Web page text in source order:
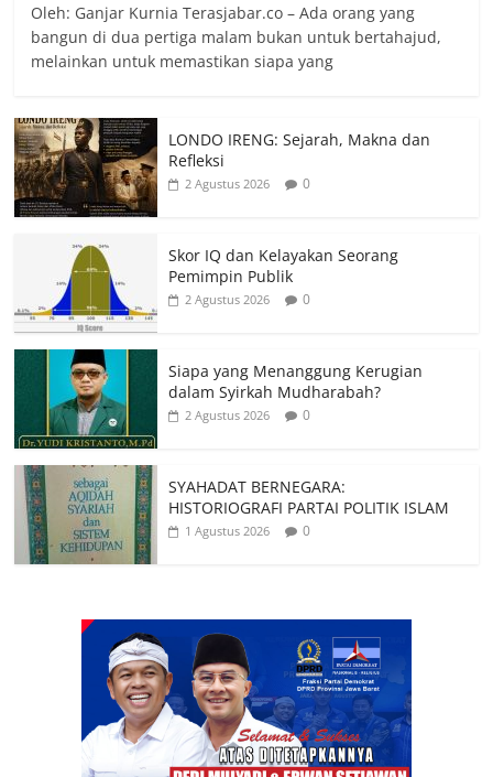
Oleh: Ganjar Kurnia Terasjabar.co – Ada orang yang
bangun di dua pertiga malam bukan untuk bertahajud,
melainkan untuk memastikan siapa yang
LONDO IRENG: Sejarah, Makna dan
Refleksi
2 Agustus 2026 0
Skor IQ dan Kelayakan Seorang
Pemimpin Publik
2 Agustus 2026 0
Siapa yang Menanggung Kerugian
dalam Syirkah Mudharabah?
2 Agustus 2026 0
SYAHADAT BERNEGARA:
HISTORIOGRAFI PARTAI POLITIK ISLAM
1 Agustus 2026 0